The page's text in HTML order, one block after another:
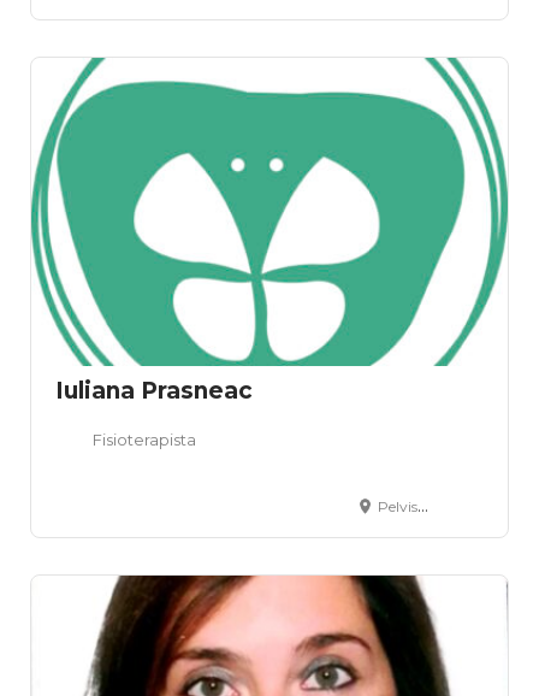
Iuliana Prasneac
Fisioterapista
PelvisPosture dr.ssa Iuliana Prasneac, Piazza San Bartolomeo, Fossò, VE, Italia